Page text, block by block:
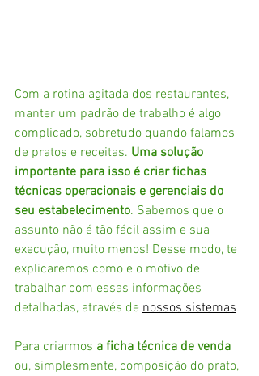
Com a rotina agitada dos restaurantes,
manter um padrão de trabalho é algo
complicado, sobretudo quando falamos
de pratos e receitas. Uma solução
importante para isso é criar fichas
técnicas operacionais e gerenciais do
seu estabelecimento. Sabemos que o
assunto não é tão fácil assim e sua
execução, muito menos! Desse modo, te
explicaremos como e o motivo de
trabalhar com essas informações
detalhadas, através de nossos sistemas
Para criarmos a ficha técnica de venda
ou, simplesmente, composição do prato,